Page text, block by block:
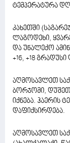
ტემპერატურა
კახეთში
ლაგოდეხი,
და უნალექო
+16, +18
აღმოსავლეთ
ბორჯომი,
იქნება. ჰაერის
დაფიქსირდება.
აღმოსავლეთ